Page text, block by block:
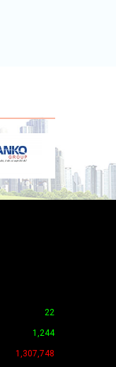
22
1,244
1,307,748